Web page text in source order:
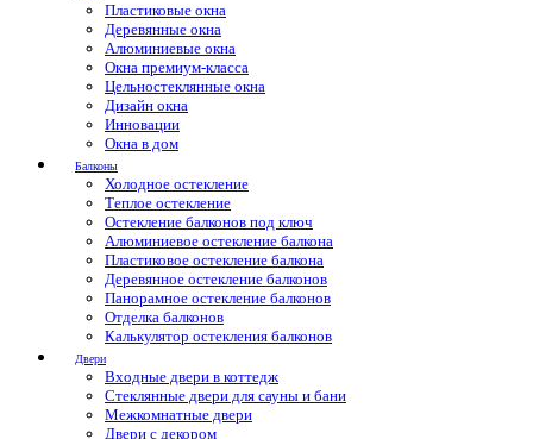
Пластиковые окна
Деревянные окна
Алюминиевые окна
Окна премиум-класса
Цельностеклянные окна
Дизайн окна
Инновации
Окна в дом
Балконы
Холодное остекление
Теплое остекление
Остекление балконов под ключ
Алюминиевое остекление балкона
Пластиковое остекление балкона
Деревянное остекление балконов
Панорамное остекление балконов
Отделка балконов
Калькулятор остекления балконов
Двери
Входные двери в коттедж
Стеклянные двери для сауны и бани
Межкомнатные двери
Двери с декором